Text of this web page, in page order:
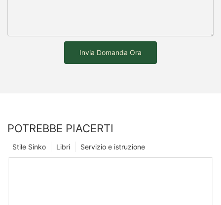
Invia Domanda Ora
POTREBBE PIACERTI
Servizio e istruzione
Libri
Stile Sinko